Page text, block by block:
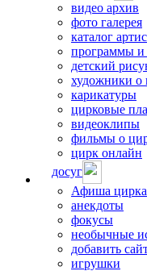
видео архив
фото галерея
каталог
программы
детский
художники о
карикатуры
цирковые
видеоклипы
фильмы о
цирк онлайн
досуг
Афиша цирка
анекдоты
фокусы
необычные
добавить
игрушки